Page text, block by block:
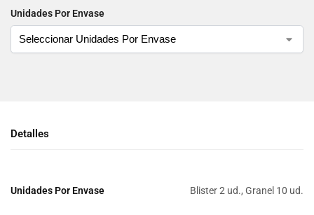
Unidades Por Envase
Detalles
Unidades Por Envase Blister 2 ud., Granel 10 ud.